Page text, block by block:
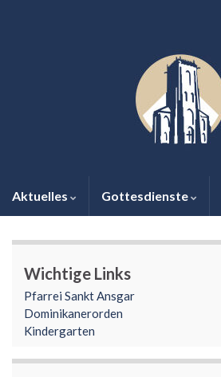
Aktuelles Gottesdienste
Wichtige Links
Pfarrei Sankt Ansgar
Dominikanerorden
Kindergarten